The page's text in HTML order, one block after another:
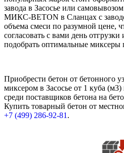
завода в Засосье или
МИКС-BETON в Сланцах с
объема смеси по разумной цене,
согласовать с вами день
подобрать оптимальные миксеры
Приобрести бетон от бетонного
миксером в Засосье от 1 куба
среди поставщиков бетона на
Купить товарный бетон от
+7 (499) 286-92-81 .